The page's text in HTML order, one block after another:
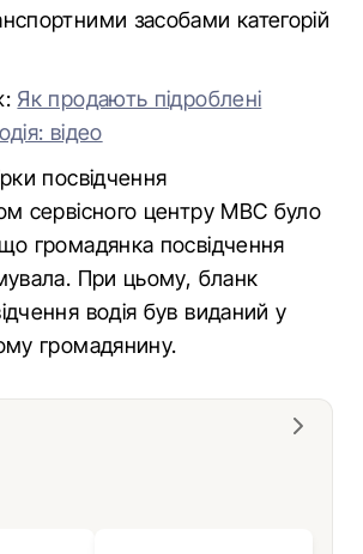
засобами категорій
Як продають підроблені
відео
посвідчення
сервісного центру МВС було
громадянка посвідчення
При цьому, бланк
водія був виданий у
громадянину.